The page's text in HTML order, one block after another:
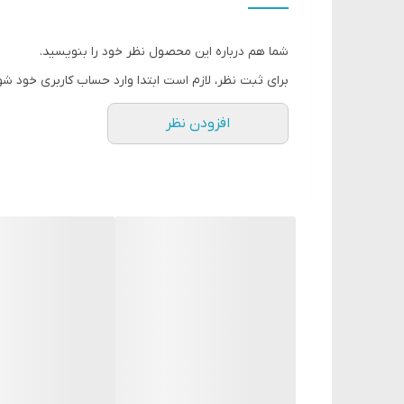
شما هم درباره این محصول نظر خود را بنویسید.
برای ثبت نظر، لازم است ابتدا وارد حساب کاربری خود
افزودن نظر